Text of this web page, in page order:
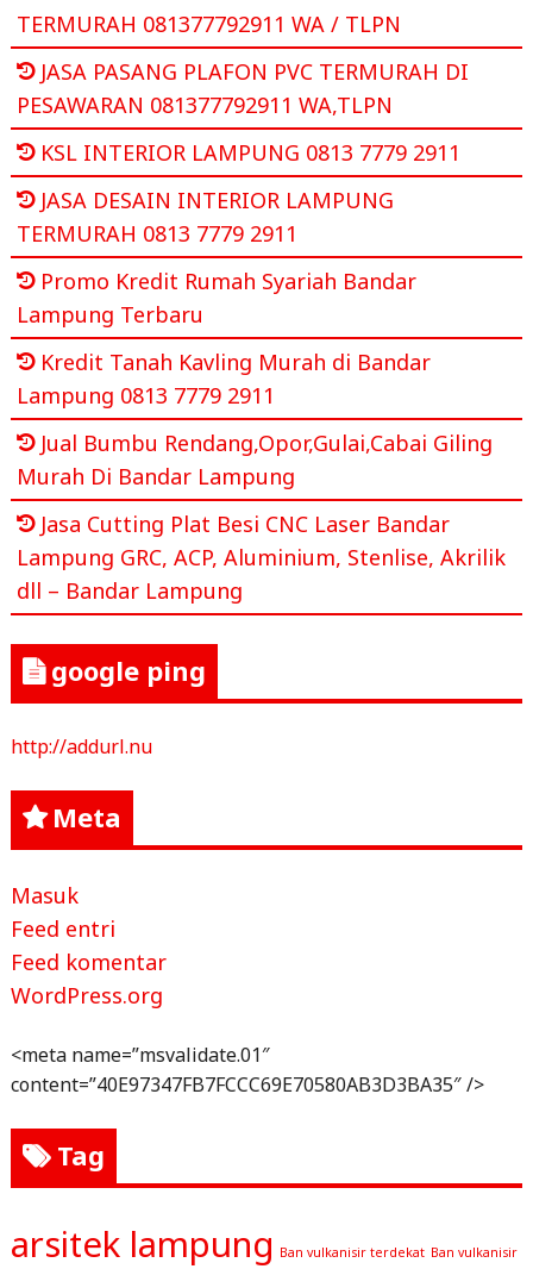
TERMURAH 081377792911 WA / TLPN
JASA PASANG PLAFON PVC TERMURAH DI
PESAWARAN 081377792911 WA,TLPN
KSL INTERIOR LAMPUNG 0813 7779 2911
JASA DESAIN INTERIOR LAMPUNG
TERMURAH 0813 7779 2911
Promo Kredit Rumah Syariah Bandar
Lampung Terbaru
Kredit Tanah Kavling Murah di Bandar
Lampung 0813 7779 2911
Jual Bumbu Rendang,Opor,Gulai,Cabai Giling
Murah Di Bandar Lampung
Jasa Cutting Plat Besi CNC Laser Bandar
Lampung GRC, ACP, Aluminium, Stenlise, Akrilik
dll – Bandar Lampung
google ping
http://addurl.nu
Meta
Masuk
Feed entri
Feed komentar
WordPress.org
<meta name=”msvalidate.01″
content=”40E97347FB7FCCC69E70580AB3D3BA35″ />
Tag
arsitek lampung Ban vulkanisir terdekat Ban vulkanisir